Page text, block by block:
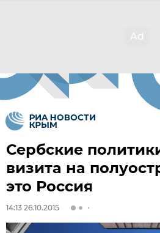
Сербские
визита на
это Россия
14:13 26.10.2015